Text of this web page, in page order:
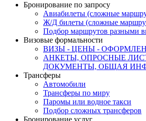
Бронирование по запросу
Авиабилеты (сложные
Ж/Д билеты (сложные
Подбор маршрутов разными
Визовые формальности
ВИЗЫ - ЦЕНЫ -
АНКЕТЫ, ОПРОСНЫЕ
ДОКУМЕНТЫ, ОБЩАЯ
Трансферы
Автомобили
Трансферы по миру
Паромы или водное такси
Подбор сложных трансферов
Бронирование услуг